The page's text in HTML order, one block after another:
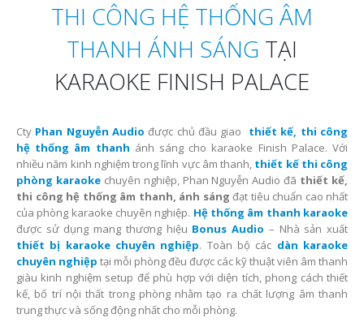
THI CÔNG HỆ THỐNG ÂM
THANH ÁNH SÁNG TẠI
KARAOKE FINISH PALACE
Cty Phan Nguyễn Audio được chủ đầu giao thiết kế, thi công
hệ thống âm thanh ánh sáng cho karaoke Finish Palace. Với
nhiều năm kinh nghiệm trong lĩnh vực âm thanh, thiết kế thi công
phòng karaokechuyên nghiệp, Phan Nguyễn Audio đã thiết kế,
thi công hệ thống âm thanh, ánh sáng đạt tiêu chuẩn cao nhất
của phòng karaoke chuyên nghiệp. Hệ thống âm thanh karaoke
được sử dụng mang thương hiệu Bonus Audio – Nhà sản xuất
thiết bị karaoke chuyên nghiệp. Toàn bộ các dàn karaoke
chuyên nghiệp tại mỗi phòng đều được các kỹ thuật viên âm thanh
giàu kinh nghiệm setup để phù hợp với diện tích, phong cách thiết
kế, bố trí nội thất trong phòng nhằm tạo ra chất lượng âm thanh
trung thực và sống động nhất cho mỗi phòng.